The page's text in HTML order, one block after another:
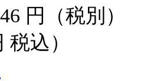
円（税別）
税込）